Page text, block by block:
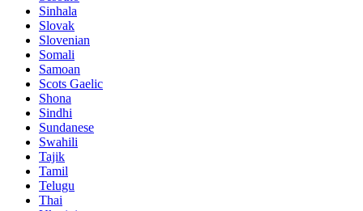
Sinhala
Slovak
Slovenian
Somali
Samoan
Scots Gaelic
Shona
Sindhi
Sundanese
Swahili
Tajik
Tamil
Telugu
Thai